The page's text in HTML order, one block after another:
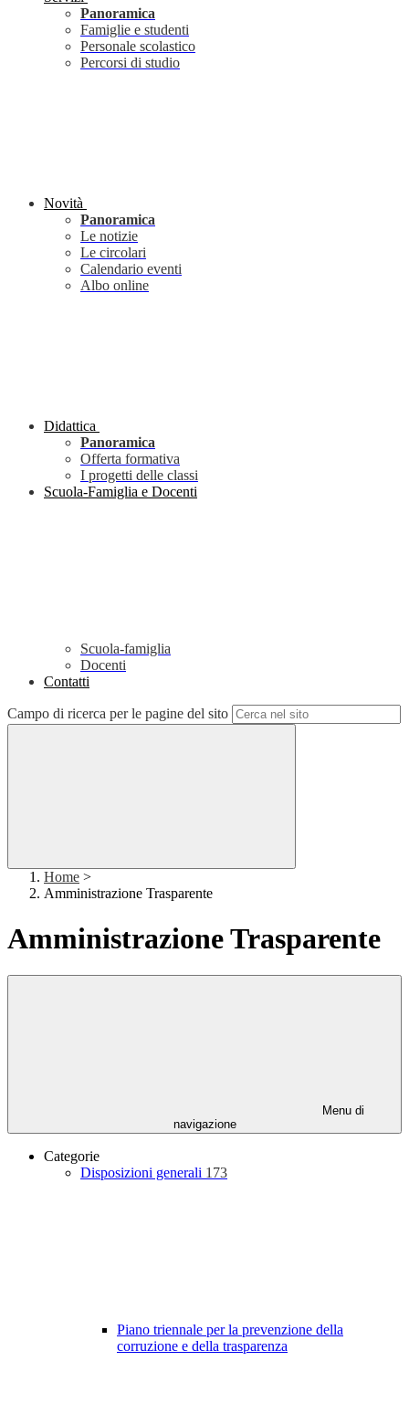
Panoramica
Famiglie e studenti
Personale scolastico
Percorsi di studio
Novità
Panoramica
Le notizie
Le circolari
Calendario eventi
Albo online
Didattica
Panoramica
Offerta formativa
I progetti delle classi
Scuola-Famiglia e Docenti
Scuola-famiglia
Docenti
Contatti
Campo di ricerca per le pagine del sito
Home >
Amministrazione Trasparente
Amministrazione Trasparente
Menu di
navigazione
Categorie
Disposizioni generali 173
Piano triennale per la prevenzione della
corruzione e della trasparenza